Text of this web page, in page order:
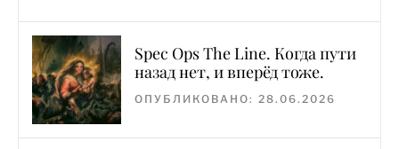
Spec Ops The Line. Когда пути
назад нет, и вперёд тоже.
ОПУБЛИКОВАНО: 28.06.2026